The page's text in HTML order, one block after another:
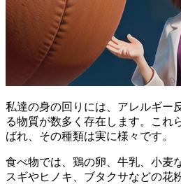
私達の身の回りには、 アレルギー
る物質が数多く存在します。これ
ばれ、その種類は実に様々です。
食べ物では、鶏の卵、牛乳、小麦
スギやヒノキ、ブタクサなどの花